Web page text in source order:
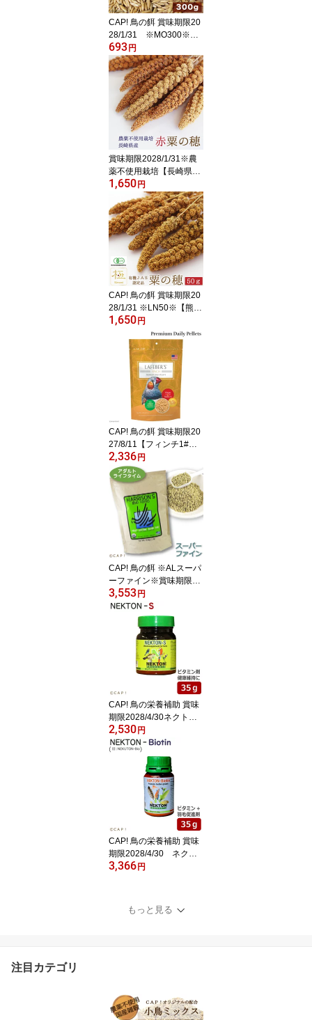
CAP! 鳥の餌 賞味期限20
28/1/31 ※MO300※
【農薬不使用栽培】殻つ
きオーツ麦 300g★
693円
賞味期限2028/1/31※農
薬不使用栽培【長崎県
産】赤粟の穂 100g 2025
年産 KA100★
1,650円
CAP! 鳥の餌 賞味期限20
28/1/31 ※LN50※【熊本
県産】有機JAS認定品 粟
の穂【極】 50g 2025年
1,650円
CAP! 鳥の餌 賞味期限20
27/8/11【フィンチ1#】
ラフィーバー プレミアム
デイリーペレット フィン
チ 1#（453g）
2,336円
CAP! 鳥の餌 ※ALスーパ
ーファイン※賞味期限20
27/11/30 ハリソン アダ
ルトライフタイム スーパ
ーファイン 1#（454g）
3,553円
CAP! 鳥の栄養補助 賞味
期限2028/4/30ネクトンS
35g★
2,530円
CAP! 鳥の栄養補助 賞味
期限2028/4/30 ネクト
ンBio (Biotin) 35g★
3,366円
もっと見る
注目カテゴリ